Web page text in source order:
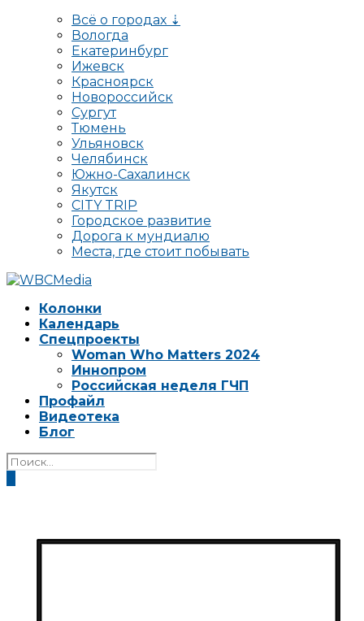
Всё о городах ⇣
Вологда
Екатеринбург
Ижевск
Красноярск
Новороссийск
Сургут
Тюмень
Ульяновск
Челябинск
Южно-Сахалинск
Якутск
CITY TRIP
Городское развитие
Дорога к мундиалю
Места, где стоит побывать
Колонки
Календарь
Спецпроекты
Woman Who Matters 2024
Иннопром
Российская неделя ГЧП
Профайл
Видеотека
Блог